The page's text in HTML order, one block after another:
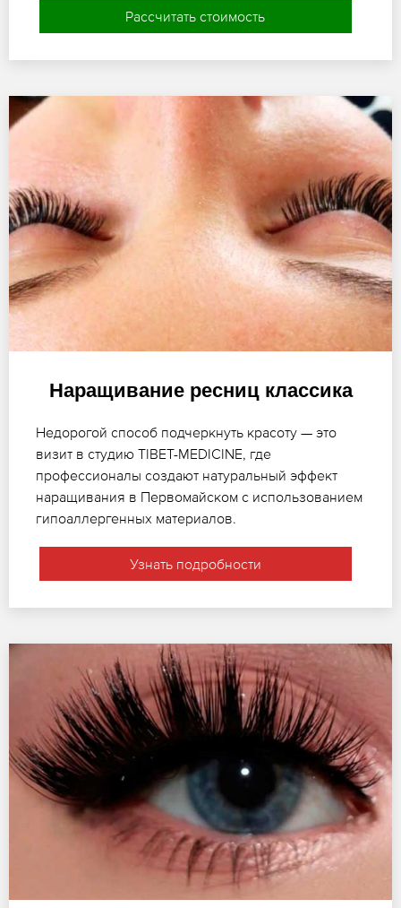
Рассчитать стоимость
Наращивание ресниц классика
Недорогой способ подчеркнуть красоту — это
визит в студию TIBET-MEDICINE, где
профессионалы создают натуральный эффект
наращивания в Первомайском с использованием
гипоаллергенных материалов.
Узнать подробности